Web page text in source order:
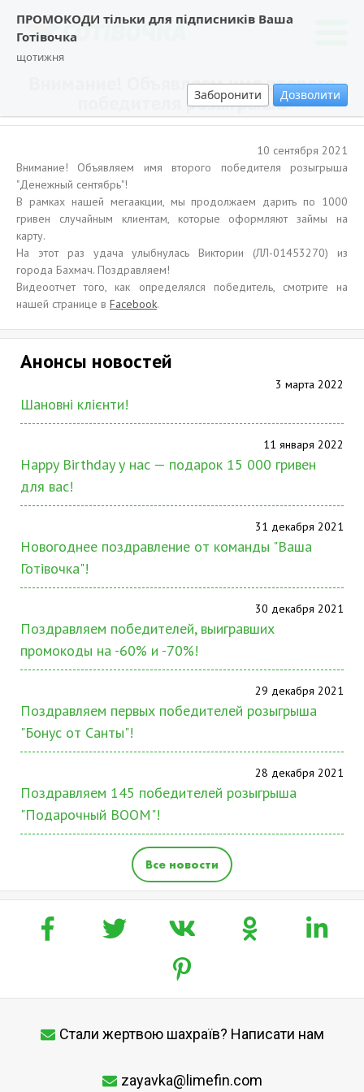
ПРОМОКОДИ тільки для підписників Ваша
Готівочка
щотижня
Заборонити Дозволити
Внимание! Объявляем имя второго
победителя розыгрыша
10 сентября 2021
Внимание! Объявляем имя второго победителя розыгрыша
"Денежный сентябрь"!
В рамках нашей мегаакции, мы продолжаем дарить по 1000
гривен случайным клиентам, которые оформляют займы на
карту.
На этот раз удача улыбнулась Виктории (ЛЛ-01453270) из
города Бахмач. Поздравляем!
Видеоотчет того, как определялся победитель, смотрите на
нашей странице в Facebook.
Анонсы новостей
3 марта 2022
Шановні клієнти!
11 января 2022
Happy Birthday у нас — подарок 15 000 гривен
для вас!
31 декабря 2021
Новогоднее поздравление от команды "Ваша
Готівочка"!
30 декабря 2021
Поздравляем победителей, выигравших
промокоды на -60% и -70%!
29 декабря 2021
Поздравляем первых победителей розыгрыша
"Бонус от Санты"!
28 декабря 2021
Поздравляем 145 победителей розыгрыша
"Подарочный BOOM"!
Все новости
Стали жертвою шахраїв? Написати нам
zayavka@limefin.com